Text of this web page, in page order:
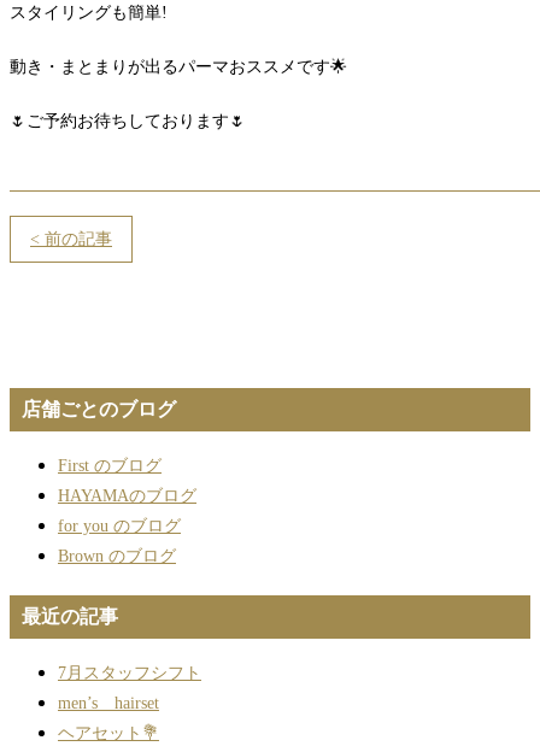
スタイリングも簡単!
動き・まとまりが出るパーマおススメです🌟
🌷ご予約お待ちしております🌷
< 前の記事
店舗ごとのブログ
First のブログ
HAYAMAのブログ
for you のブログ
Brown のブログ
最近の記事
7月スタッフシフト
men’s hairset
ヘアセット💐